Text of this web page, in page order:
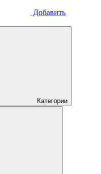
Добавить
Категории